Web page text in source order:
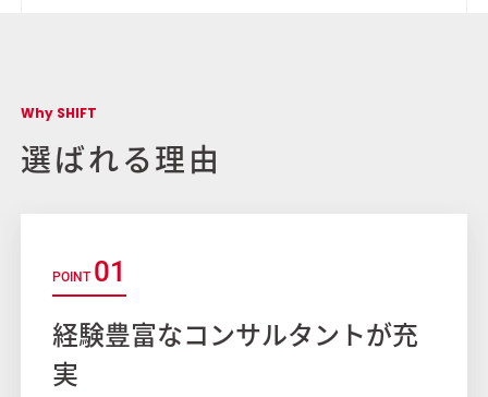
Why SHIFT
選ばれる理由
01
経験豊富なコンサルタントが充
実